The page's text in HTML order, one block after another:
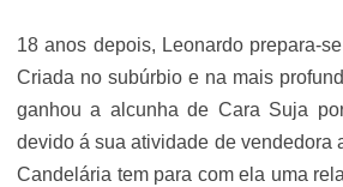
18 anos depois, Leonardo prepara-
Criada no subúrbio e na mais
ganhou a alcunha de Cara Suja
devido á sua atividade de vendedora
Candelária tem para com ela uma